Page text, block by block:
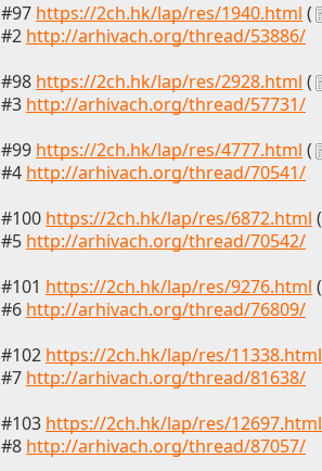
#97 https://2ch.hk/lap/res/1940.html (
#2 http://arhivach.org/thread/53886/
#98 https://2ch.hk/lap/res/2928.html (
#3 http://arhivach.org/thread/57731/
#99 https://2ch.hk/lap/res/4777.html (
#4 http://arhivach.org/thread/70541/
#100 https://2ch.hk/lap/res/6872.html (
#5 http://arhivach.org/thread/70542/
#101 https://2ch.hk/lap/res/9276.html (
#6 http://arhivach.org/thread/76809/
#102 https://2ch.hk/lap/res/11338.html
#7 http://arhivach.org/thread/81638/
#103 https://2ch.hk/lap/res/12697.html
#8 http://arhivach.org/thread/87057/